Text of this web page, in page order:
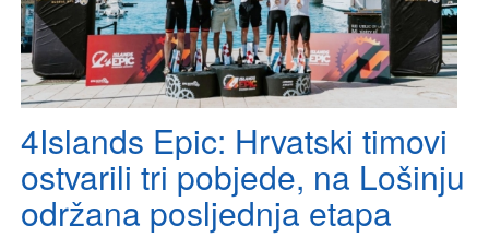
4Islands Epic: Hrvatski timovi
ostvarili tri pobjede, na Lošinju
održana posljednja etapa